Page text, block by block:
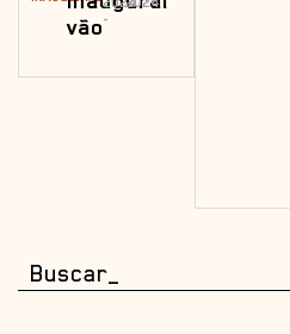
vão
2024
-
2024